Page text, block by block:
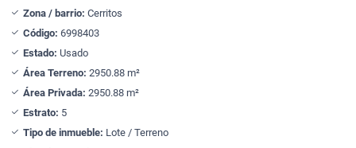
Zona / barrio: Cerritos
Código: 6998403
Estado: Usado
Área Terreno: 2950.88 m²
Área Privada: 2950.88 m²
Estrato: 5
Tipo de inmueble: Lote / Terreno